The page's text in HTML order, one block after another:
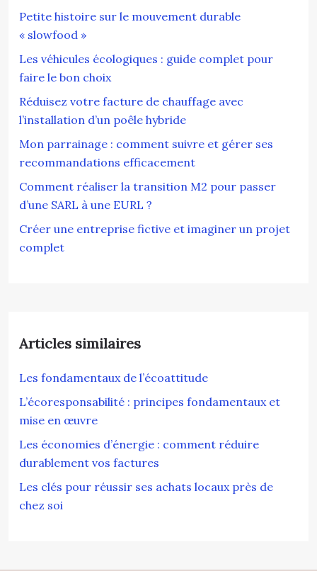
Petite histoire sur le mouvement durable
« slowfood »
Les véhicules écologiques : guide complet pour
faire le bon choix
Réduisez votre facture de chauffage avec
l’installation d’un poêle hybride
Mon parrainage : comment suivre et gérer ses
recommandations efficacement
Comment réaliser la transition M2 pour passer
d’une SARL à une EURL ?
Créer une entreprise fictive et imaginer un projet
complet
Articles similaires
Les fondamentaux de l’écoattitude
L’écoresponsabilité : principes fondamentaux et
mise en œuvre
Les économies d’énergie : comment réduire
durablement vos factures
Les clés pour réussir ses achats locaux près de
chez soi